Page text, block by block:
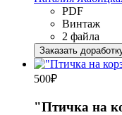
PDF
Винтаж
2 файла
Заказать
500₽
"Птичка на